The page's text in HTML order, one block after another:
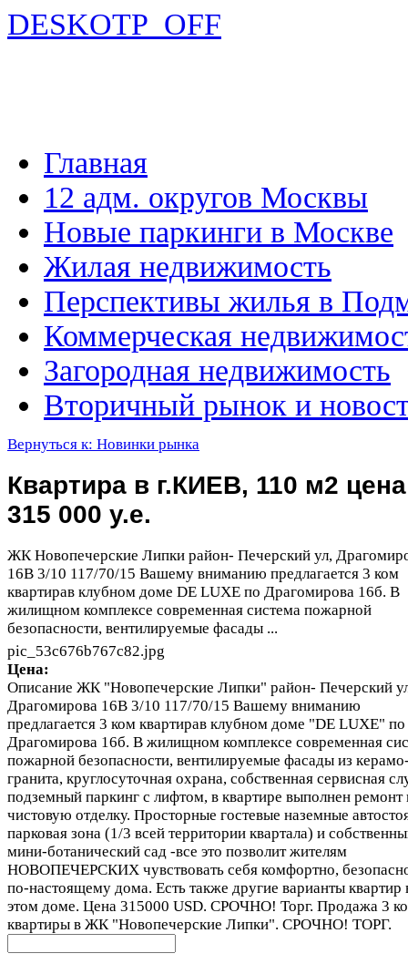
DESKOTP_OFF
Главная
12 адм. округов Москвы
Новые паркинги в Москве
Жилая недвижимость
Перспективы жилья в
Коммерческая
Загородная недвижимость
Вторичный рынок и
Вернуться к: Новинки рынка
Квартира в г.КИЕВ, 110 м2 цена
315 000 у.е.
ЖК Новопечерские Липки район- Печерский ул,
16В 3/10 117/70/15 Вашему вниманию предлагается 3 ком
квартирав клубном доме DE LUXE по Драгомирова 16б. В
жилищном комплексе современная система пожарной
безопасности, вентилируемые фасады ...
pic_53c676b767c82.jpg
Цена:
Описание ЖК "Новопечерские Липки" район- Печерский
Драгомирова 16В 3/10 117/70/15 Вашему вниманию
предлагается 3 ком квартирав клубном доме "DE LUXE" по
Драгомирова 16б. В жилищном комплексе современная
пожарной безопасности, вентилируемые фасады из
гранита, круглосуточная охрана, собственная сервисная
подземный паркинг с лифтом, в квартире выполнен ремонт
чистовую отделку. Просторные гостевые наземные
парковая зона (1/3 всей территории квартала) и
мини-ботанический сад -все это позволит жителям
НОВОПЕЧЕРСКИХ чувствовать себя комфортно,
по-настоящему дома. Есть также другие варианты квартир
этом доме. Цена 315000 USD. СРОЧНО! Торг. Продажа 3
квартиры в ЖК "Новопечерские Липки". СРОЧНО! ТОРГ.